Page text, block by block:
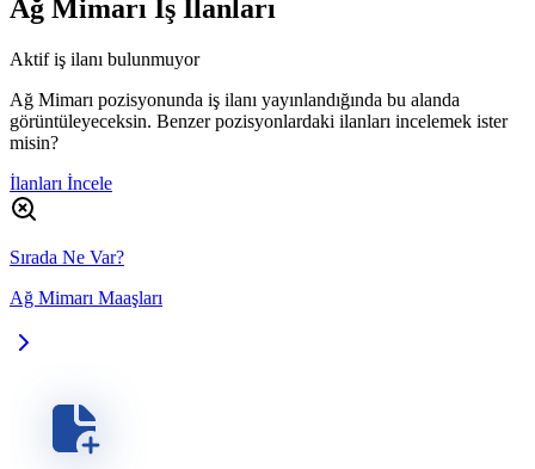
Ağ Mimarı İş İlanları
Aktif iş ilanı bulunmuyor
Ağ Mimarı pozisyonunda iş ilanı yayınlandığında bu alanda
görüntüleyeceksin. Benzer pozisyonlardaki ilanları incelemek ister
misin?
İlanları İncele
Sırada Ne Var?
Ağ Mimarı Maaşları